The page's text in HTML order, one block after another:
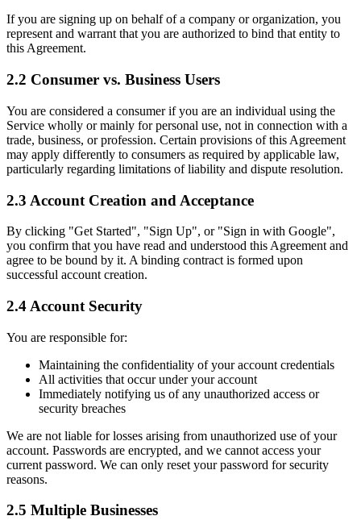
If you are signing up on behalf of a company or organization, you
represent and warrant that you are authorized to bind that entity to
this Agreement.
2.2 Consumer vs. Business Users
You are considered a consumer if you are an individual using the
Service wholly or mainly for personal use, not in connection with a
trade, business, or profession. Certain provisions of this Agreement
may apply differently to consumers as required by applicable law,
particularly regarding limitations of liability and dispute resolution.
2.3 Account Creation and Acceptance
By clicking "Get Started", "Sign Up", or "Sign in with Google",
you confirm that you have read and understood this Agreement and
agree to be bound by it. A binding contract is formed upon
successful account creation.
2.4 Account Security
You are responsible for:
Maintaining the confidentiality of your account credentials
All activities that occur under your account
Immediately notifying us of any unauthorized access or
security breaches
We are not liable for losses arising from unauthorized use of your
account. Passwords are encrypted, and we cannot access your
current password. We can only reset your password for security
reasons.
2.5 Multiple Businesses